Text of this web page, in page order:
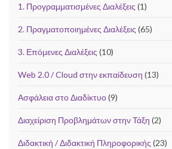
1. Προγραμματισμένες Διαλέξεις (1)
2. Πραγματοποιημένες Διαλέξεις (65)
3. Επόμενες Διαλέξεις (10)
Web 2.0 / Cloud στην εκπαίδευση (13)
Ασφάλεια στο Διαδίκτυο(9)
Διαχείριση Προβλημάτων στην Τάξη (2)
Διδακτική / Διδακτική Πληροφορικής (23)